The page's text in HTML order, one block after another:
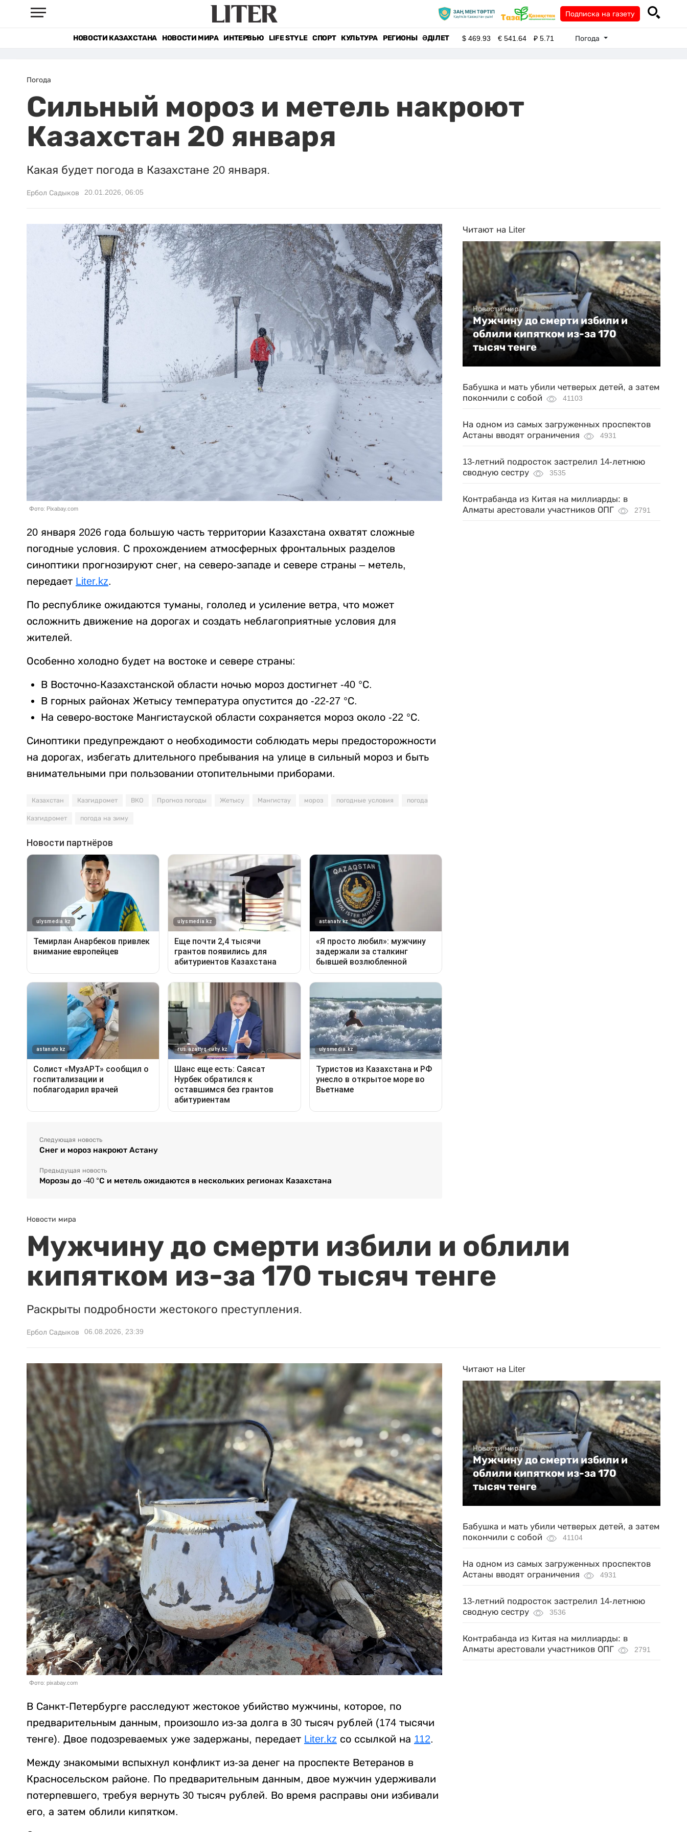
Подписка на газету
НОВОСТИ КАЗАХСТАНА НОВОСТИ МИРА ИНТЕРВЬЮ LIFE STYLE СПОРТ КУЛЬТУРА РЕГИОНЫ ӘДІЛЕТ $469.93 €541.64 ₽5.71 Погода
Погода
Сильный мороз и метель накроют
Казахстан 20 января
Какая будет погода в Казахстане 20 января.
Ербол Садыков 20.01.2026, 06:05
Фото: Pixabay.com
20 января 2026 года большую часть территории Казахстана охватят сложные
погодные условия. С прохождением атмосферных фронтальных разделов
синоптики прогнозируют снег, на северо-западе и севере страны – метель,
передает Liter.kz.
По республике ожидаются туманы, гололед и усиление ветра, что может
осложнить движение на дорогах и создать неблагоприятные условия для
жителей.
Особенно холодно будет на востоке и севере страны:
В Восточно-Казахстанской области ночью мороз достигнет -40 °С.
В горных районах Жетысу температура опустится до -22-27 °С.
На северо-востоке Мангистауской области сохраняется мороз около -22 °С.
Синоптики предупреждают о необходимости соблюдать меры предосторожности
на дорогах, избегать длительного пребывания на улице в сильный мороз и быть
внимательными при пользовании отопительными приборами.
Казахстан Казгидромет ВКО Прогноз погоды Жетысу Мангистау мороз погодные условия погода
Казгидромет погода на зиму
Следующая новость
Снег и мороз накроют Астану
Предыдущая новость
Морозы до -40 °С и метель ожидаются в нескольких регионах Казахстана
Читают на Liter
Новости мира
Мужчину до смерти избили и
облили кипятком из-за 170
тысяч тенге
Бабушка и мать убили четверых детей, а затем
покончили с собой
41103
На одном из самых загруженных проспектов
Астаны вводят ограничения
4931
13-летний подросток застрелил 14-летнюю
сводную сестру
3535
Контрабанда из Китая на миллиарды: в
Алматы арестовали участников ОПГ
2791
Новости мира
Мужчину до смерти избили и облили
кипятком из-за 170 тысяч тенге
Раскрыты подробности жестокого преступления.
Ербол Садыков 06.08.2026, 23:39
Фото: pixabay.com
В Санкт-Петербурге расследуют жестокое убийство мужчины, которое, по
предварительным данным, произошло из-за долга в 30 тысяч рублей (174 тысячи
тенге). Двое подозреваемых уже задержаны, передает Liter.kz со ссылкой на 112.
Между знакомыми вспыхнул конфликт из-за денег на проспекте Ветеранов в
Красносельском районе. По предварительным данным, двое мужчин удерживали
потерпевшего, требуя вернуть 30 тысяч рублей. Во время расправы они избивали
его, а затем облили кипятком.
Читают на Liter
Новости мира
Мужчину до смерти избили и
облили кипятком из-за 170
тысяч тенге
Бабушка и мать убили четверых детей, а затем
покончили с собой
41104
На одном из самых загруженных проспектов
Астаны вводят ограничения
4931
13-летний подросток застрелил 14-летнюю
сводную сестру
3536
Контрабанда из Китая на миллиарды: в
Алматы арестовали участников ОПГ
2791